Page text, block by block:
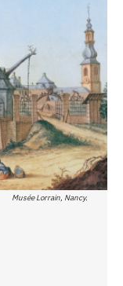
Musée Lorrain, Nancy.